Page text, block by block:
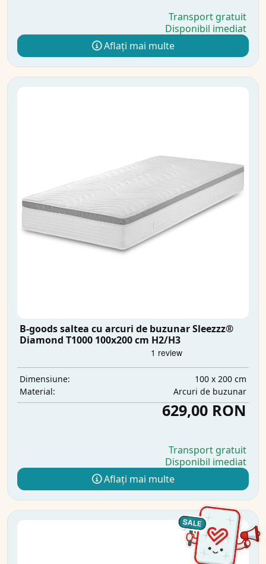
Transport gratuit
Disponibil imediat
Aflați mai multe
B-goods saltea cu arcuri de buzunar Sleezzz®
Diamond T1000 100x200 cm H2/H3
Dimensiune:
100 x 200 cm
Material:
Arcuri de buzunar
629,00 RON
Transport gratuit
Disponibil imediat
Aflați mai multe